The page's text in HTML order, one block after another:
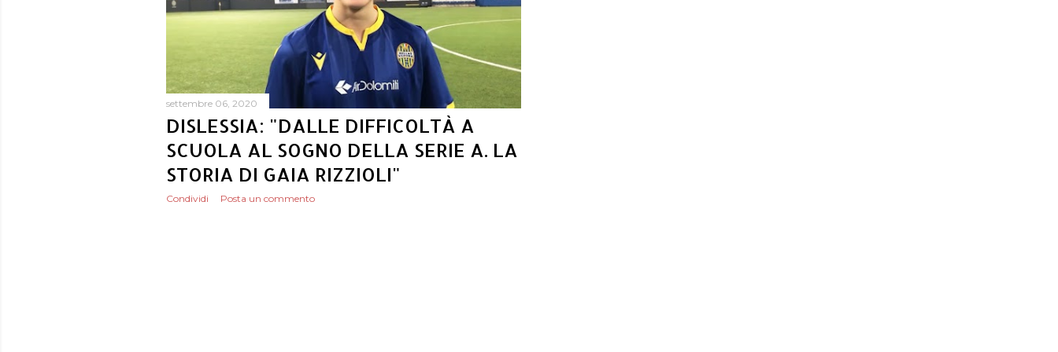
settembre 06, 2020
DISLESSIA: "DALLE DIFFICOLTÀ A
SCUOLA AL SOGNO DELLA SERIE A. LA
STORIA DI GAIA RIZZIOLI"
Condividi Posta un commento